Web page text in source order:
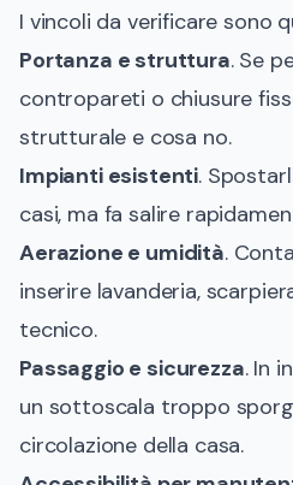
I vincoli da verificare sono
Portanza e struttura. Se
contropareti o chiusure
strutturale e cosa no.
Impianti esistenti.
casi, ma fa salire
Aerazione e umidità.
inserire lavanderia,
tecnico.
Passaggio e sicurezza. In
un sottoscala troppo
circolazione della casa.